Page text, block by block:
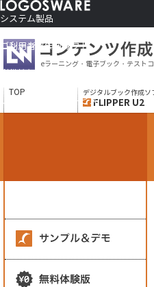
システム製品
コンテンツ作成ソフト
ソリューションサービス
ご利用者さま向け
eラーニング・電子ブック・テスト
TOP デジタルブック作成ソ
FLIPPER U2